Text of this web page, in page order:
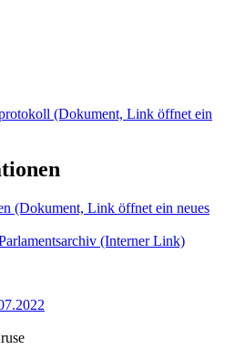
(Dokument, Link öffnet ein
(Dokument, Link öffnet ein neues
(Interner Link)